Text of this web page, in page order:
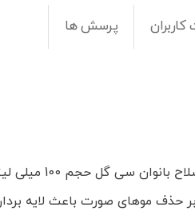
کاربران پرسش ها
پیشنهاد ما به
موهای صورت باعث لایه